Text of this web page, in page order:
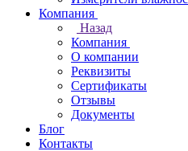
Компания
Назад
Компания
О компании
Реквизиты
Сертификаты
Отзывы
Документы
Блог
Контакты